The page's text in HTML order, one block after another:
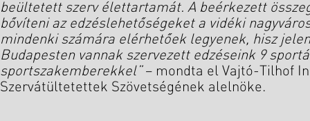
beültetett szerv élettartamát. A beérkezett
bővíteni az edzéslehetőségeket a vidéki
mindenki számára elérhetőek legyenek, hisz
Budapesten vannak szervezett edzéseink 9
sportszakemberekkel”– mondta el Vajtó-Tilhof
Szervátültetettek Szövetségének alelnöke.